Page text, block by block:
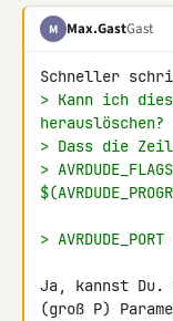
M Max.GastGast
> Kann ich
herauslöschen?
> Dass die
>
>
Ja, kannst Du.
(groß P)